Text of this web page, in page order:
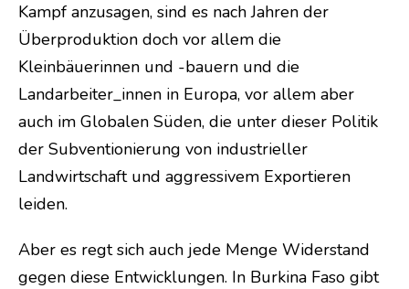
Kampf anzusagen, sind es nach Jahren der
Überproduktion doch vor allem die
Kleinbäuerinnen und -bauern und die
Landarbeiter_innen in Europa, vor allem aber
auch im Globalen Süden, die unter dieser Politik
der Subventionierung von industrieller
Landwirtschaft und aggressivem Exportieren
leiden.
Aber es regt sich auch jede Menge Widerstand
gegen diese Entwicklungen. In Burkina Faso gibt